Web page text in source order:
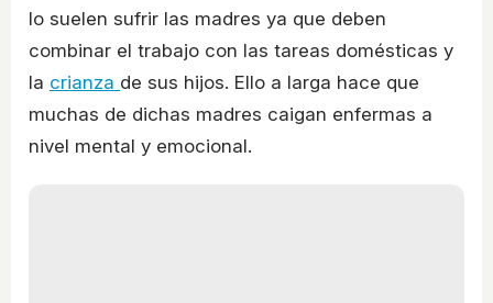
lo suelen sufrir las madres ya que deben
combinar el trabajo con las tareas domésticas y
la crianza de sus hijos. Ello a larga hace que
muchas de dichas madres caigan enfermas a
nivel mental y emocional.